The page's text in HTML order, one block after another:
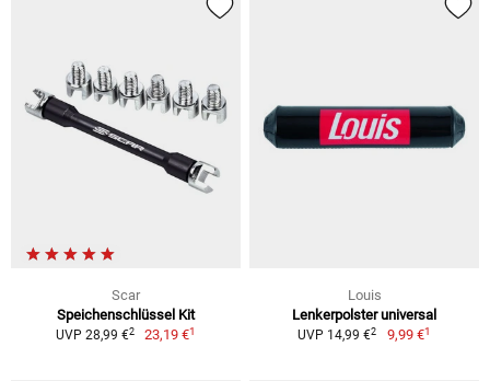
Scar
Speichenschlüssel Kit
UVP 28,99 €2 23,19 €1
Louis
Lenkerpolster universal
UVP 14,99 €2 9,99 €1